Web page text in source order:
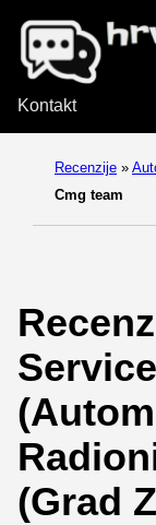
Kontakt
Recenzije »
Cmg team
(Grad